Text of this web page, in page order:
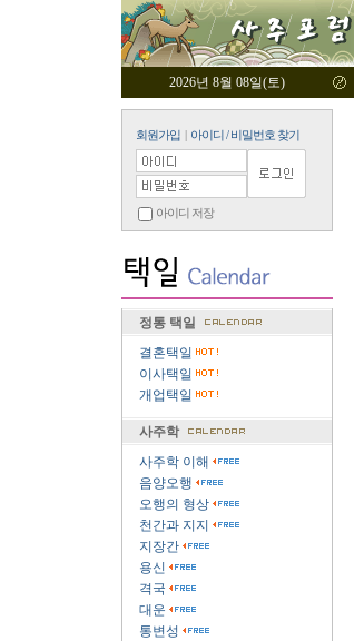
2026년 8월 08일(토)
회원가입| 아이디 / 비밀번호 찾기
아이디 저장
정통 택일
결혼택일
이사택일
개업택일
사주학
사주학 이해
음양오행
오행의 형상
천간과 지지
지장간
용신
격국
대운
통변성